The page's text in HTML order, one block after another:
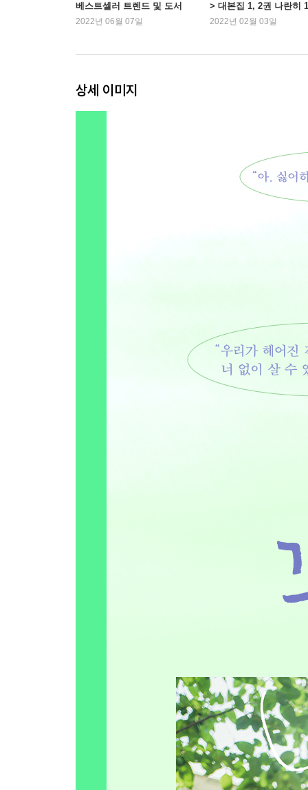
베스트셀러 트렌드 및 도서
판매 동향
2022년 06월 07일
> 대본집 1, 2권 나란히
위
2022년 02월 03일
상세 이미지